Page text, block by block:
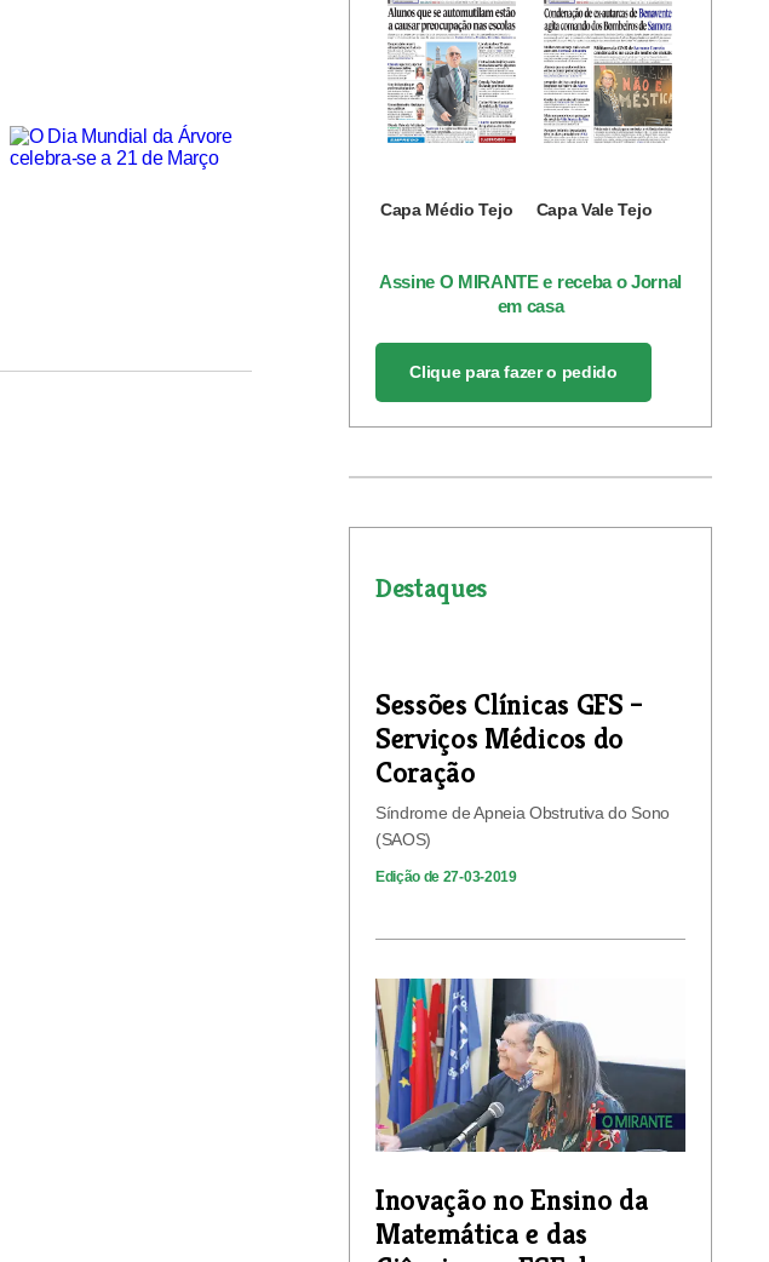
Capa Médio Tejo Capa Vale Tejo
Assine O MIRANTE e receba o Jornal
em casa
Clique para fazer o pedido
Destaques
Sessões Clínicas GFS –
Serviços Médicos do
Coração
Síndrome de Apneia Obstrutiva do Sono
(SAOS)
Edição de 27-03-2019
Inovação no Ensino da
Matemática e das